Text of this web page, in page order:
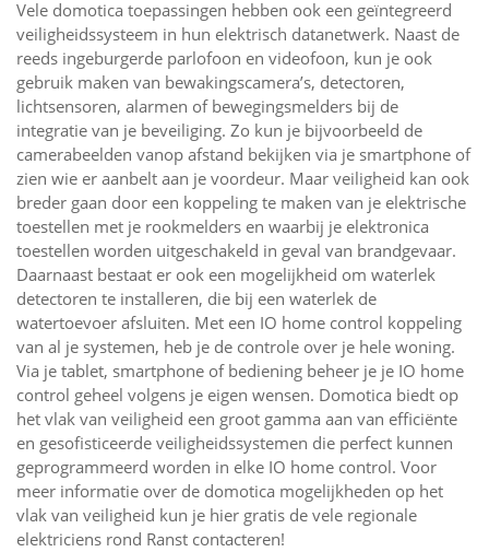
Vele domotica toepassingen hebben ook een geïntegreerd
veiligheidssysteem in hun elektrisch datanetwerk. Naast de
reeds ingeburgerde parlofoon en videofoon, kun je ook
gebruik maken van bewakingscamera’s, detectoren,
lichtsensoren, alarmen of bewegingsmelders bij de
integratie van je beveiliging. Zo kun je bijvoorbeeld de
camerabeelden vanop afstand bekijken via je smartphone of
zien wie er aanbelt aan je voordeur. Maar veiligheid kan ook
breder gaan door een koppeling te maken van je elektrische
toestellen met je rookmelders en waarbij je elektronica
toestellen worden uitgeschakeld in geval van brandgevaar.
Daarnaast bestaat er ook een mogelijkheid om waterlek
detectoren te installeren, die bij een waterlek de
watertoevoer afsluiten. Met een IO home control koppeling
van al je systemen, heb je de controle over je hele woning.
Via je tablet, smartphone of bediening beheer je je IO home
control geheel volgens je eigen wensen. Domotica biedt op
het vlak van veiligheid een groot gamma aan van efficiënte
en gesofisticeerde veiligheidssystemen die perfect kunnen
geprogrammeerd worden in elke IO home control. Voor
meer informatie over de domotica mogelijkheden op het
vlak van veiligheid kun je hier gratis de vele regionale
elektriciens rond Ranst contacteren!